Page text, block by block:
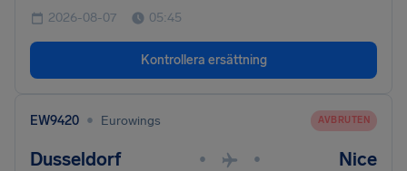
2026-08-07 05:45
Kontrollera ersättning
EW9420 • Eurowings AVBRUTEN
Dusseldorf • • Nice